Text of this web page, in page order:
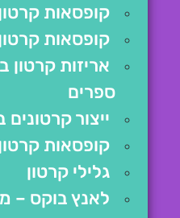
קופסאות קרטון
קופסאות קרטון
אריזות קרטון
ספרים
ייצור קרטונים
קופסאות קרטון
גלילי קרטון
לאנץ בוקס –